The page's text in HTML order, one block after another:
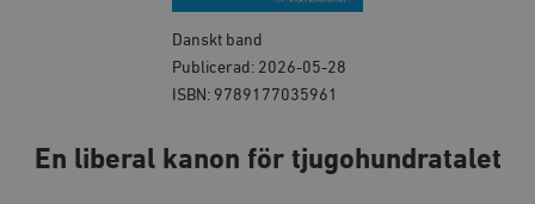
Danskt band
Publicerad: 2026-05-28
ISBN: 9789177035961
En liberal kanon för tjugohundratalet